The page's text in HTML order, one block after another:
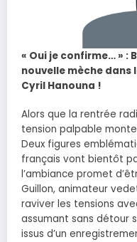
« Oui je confirme… » :
nouvelle mèche dans
Cyril Hanouna !
Alors que la rentrée
tension palpable
Deux figures
français vont bientôt
l’ambiance promet
Guillon, animateur
raviver les tensions
assumant sans détour
issus d’un